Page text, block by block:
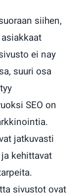
siihen,
ei nay
suuri osa
SEO on
jatkuvasti
kehittavat
sivustot ovat